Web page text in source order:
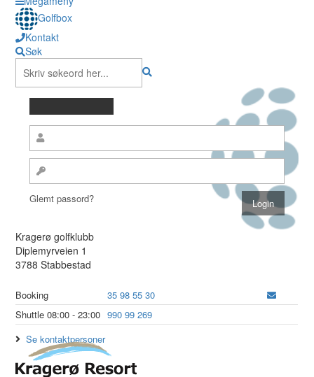
Golfbox
Kontakt
Søk
Glemt passord?
Kragerø golfklubb
Diplemyrveien 1
3788 Stabbestad
Booking
35 98 55 30
Shuttle 08:00 - 23:00 990 99 269
Se kontaktpersoner